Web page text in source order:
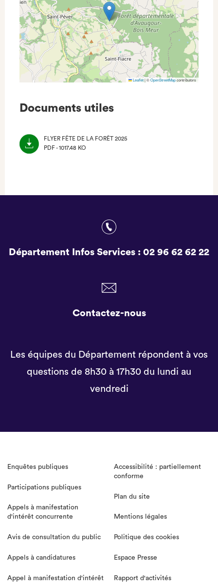
Leaflet|©OpenStreetMapcontributors
Documents utiles
FLYER FÊTE DE LA FORÊT 2025
PDF - 1017.48 KO
Département Infos Services : 02 96 62 62 22
Contactez-nous
Les équipes du Département répondent à vos
questions de 8h30 à 17h30 du lundi au
vendredi
Enquêtes publiques
Participations publiques
Appels à manifestation
d'intérêt concurrente
Avis de consultation du public
Appels à candidatures
Appel à manifestation d'intérêt
Accessibilité : partiellement
conforme
Plan du site
Mentions légales
Politique des cookies
Espace Presse
Rapport d'activités